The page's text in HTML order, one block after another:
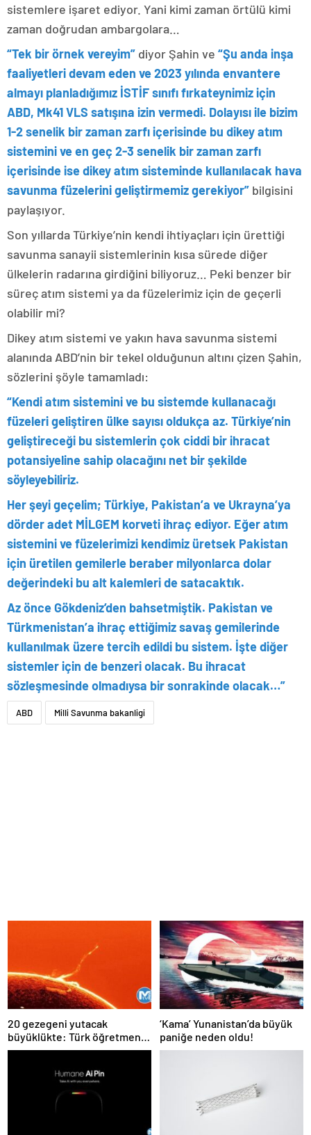
sistemlere işaret ediyor. Yani kimi zaman örtülü kimi
zaman doğrudan ambargolara…
“Tek bir örnek vereyim” diyor Şahin ve “Şu anda inşa
faaliyetleri devam eden ve 2023 yılında envantere
almayı planladığımız İSTİF sınıfı fırkateynimiz için
ABD, Mk41 VLS satışına izin vermedi. Dolayısı ile bizim
1-2 senelik bir zaman zarfı içerisinde bu dikey atım
sistemini ve en geç 2-3 senelik bir zaman zarfı
içerisinde ise dikey atım sisteminde kullanılacak hava
savunma füzelerini geliştirmemiz gerekiyor” bilgisini
paylaşıyor.
Son yıllarda Türkiye’nin kendi ihtiyaçları için ürettiği
savunma sanayii sistemlerinin kısa sürede diğer
ülkelerin radarına girdiğini biliyoruz… Peki benzer bir
süreç atım sistemi ya da füzelerimiz için de geçerli
olabilir mi?
Dikey atım sistemi ve yakın hava savunma sistemi
alanında ABD’nin bir tekel olduğunun altını çizen Şahin,
sözlerini şöyle tamamladı:
“Kendi atım sistemini ve bu sistemde kullanacağı
füzeleri geliştiren ülke sayısı oldukça az. Türkiye’nin
geliştireceği bu sistemlerin çok ciddi bir ihracat
potansiyeline sahip olacağını net bir şekilde
söyleyebiliriz.
Her şeyi geçelim; Türkiye, Pakistan’a ve Ukrayna’ya
dörder adet MİLGEM korveti ihraç ediyor. Eğer atım
sistemini ve füzelerimizi kendimiz üretsek Pakistan
için üretilen gemilerle beraber milyonlarca dolar
değerindeki bu alt kalemleri de satacaktık.
Az önce Gökdeniz’den bahsetmiştik. Pakistan ve
Türkmenistan’a ihraç ettiğimiz savaş gemilerinde
kullanılmak üzere tercih edildi bu sistem. İşte diğer
sistemler için de benzeri olacak. Bu ihracat
sözleşmesinde olmadıysa bir sonrakinde olacak…”
ABD Milli Savunma bakanligi
20 gezegeni yutacak
büyüklükte: Türk öğretmen
kaydetti daha önce böylesi
‘Kama’ Yunanistan’da büyük
paniğe neden oldu!